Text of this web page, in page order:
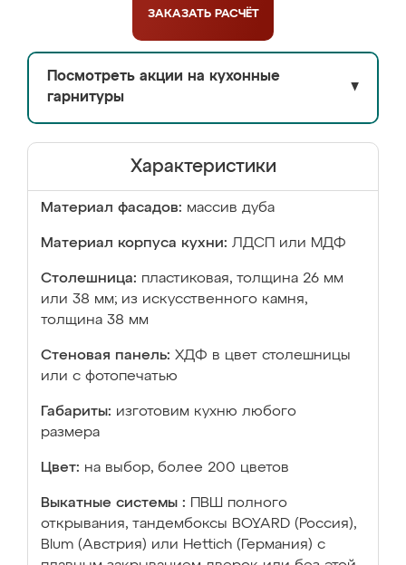
ЗАКАЗАТЬ РАСЧЁТ
Посмотреть акции на кухонные
гарнитуры
▼
Характеристики
Материал фасадов: массив дуба
Материал корпуса кухни: ЛДСП или МДФ
Столешница: пластиковая, толщина 26 мм
или 38 мм; из искусственного камня,
толщина 38 мм
Стеновая панель: ХДФ в цвет столешницы
или с фотопечатью
Габариты: изготовим кухню любого
размера
Цвет: на выбор, более 200 цветов
Выкатные системы :
ПВШ полного
открывания, тандембоксы BOYARD (Россия),
Blum (Австрия) или Hettich (Германия) с